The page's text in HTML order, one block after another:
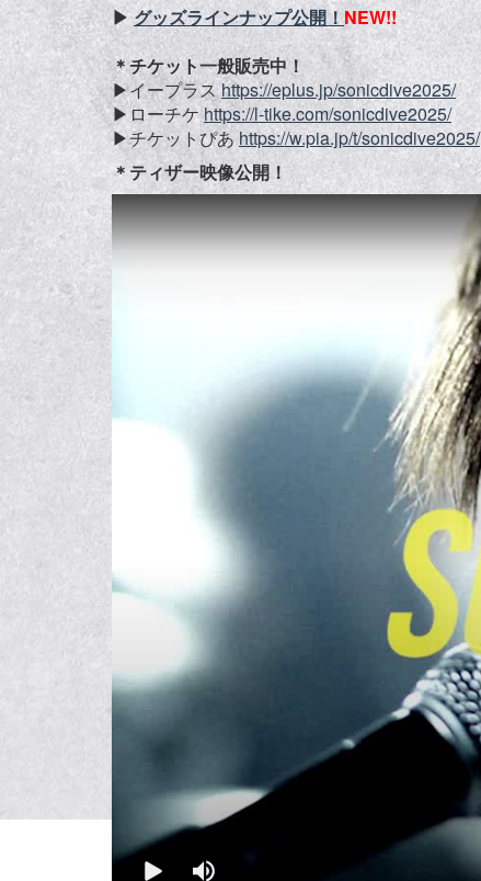
▶︎ グッズラインナップ公開！NEW!!
＊チケット一般販売中！
▶︎イープラスhttps://eplus.jp/sonicdive2025/
▶︎ローチケhttps://l-tike.com/sonicdive2025/
▶︎チケットぴあhttps://w.pia.jp/t/sonicdive2025/
＊ティザー映像公開！